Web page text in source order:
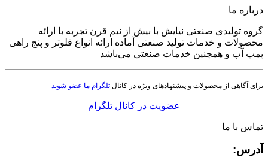
درباره ما
گروه تولیدی صنعتی نیایش با بیش از نیم قرن تجربه با ارائه
محصولات و خدمات تولید صنعتی آماده ارائه انواع فلوتر و پنج راهی
پمپ آب و همچنین خدمات صنعتی می‌باشد
برای آگاهی از محصولات و پیشنهادهای ویژه در کانال تلگرام ما عضو شوید
عضویت در کانال تلگرام
تماس با ما
آدرس: